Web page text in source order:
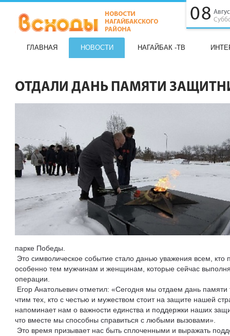
08
ГЛАВНАЯ НОВОСТИ НАГАЙБАК -ТВ
ОТДАЛИ ДАНЬ ПАМЯТИ
парке Победы.
Это символическое событие стало данью уважения всем,
особенно тем мужчинам и женщинам, которые сейчас
операции.
Егор Анатольевич отметил: «Сегодня мы отдаем дань
чтим тех, кто с честью и мужеством стоит на защите нашей
напоминает нам о важности единства и поддержки наших
что вместе мы способны справиться с любыми вызовами».
Это время призывает нас быть сплоченными и выражать